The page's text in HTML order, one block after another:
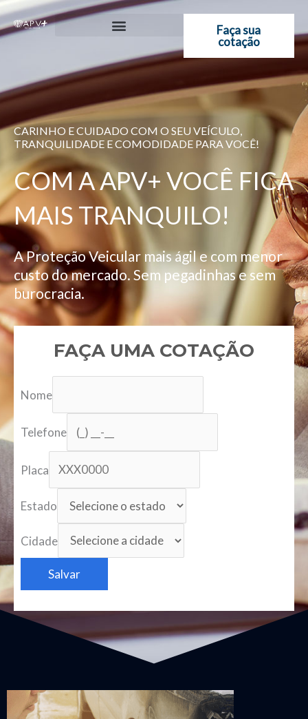
Ir
para
Faça sua
cotação
CARINHO E CUIDADO COM O SEU VEÍCULO,
TRANQUILIDADE E COMODIDADE PARA VOCÊ!
COM A APV+ VOCÊ FICA
MAIS TRANQUILO!
A Proteção Veicular mais ágil e com menor
custo do mercado. Sem pegadinhas e sem
burocracia.
FAÇA UMA COTAÇÃO
Nome
Telefone
Placa
Estado
Cidade
Salvar